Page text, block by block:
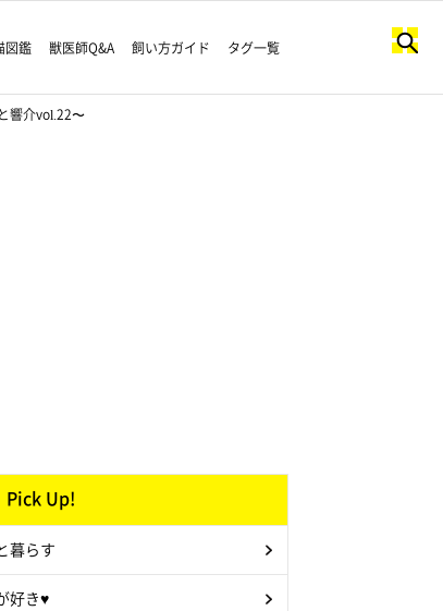
図鑑 獣医師Q&A 飼い方ガイド タグ一覧
響介vol.22〜
Pick Up!
暮らす
好き♥